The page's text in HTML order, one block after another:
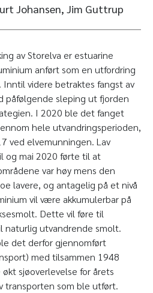
Johansen, Jim Guttrup
av Storelva er estuarine
anført som en utfordring
Inntil videre betraktes fangst av
påfølgende sleping ut fjorden
I 2020 ble det fanget
hele utvandringsperioden,
ved elvemunningen. Lav
og mai 2020 førte til at
var høy mens den
lavere, og antagelig på et nivå
vil være akkumulerbar på
Dette vil føre til
naturlig utvandrende smolt.
det derfor gjennomført
med tilsammen 1948
sjøoverlevelse for årets
transporten som ble utført.